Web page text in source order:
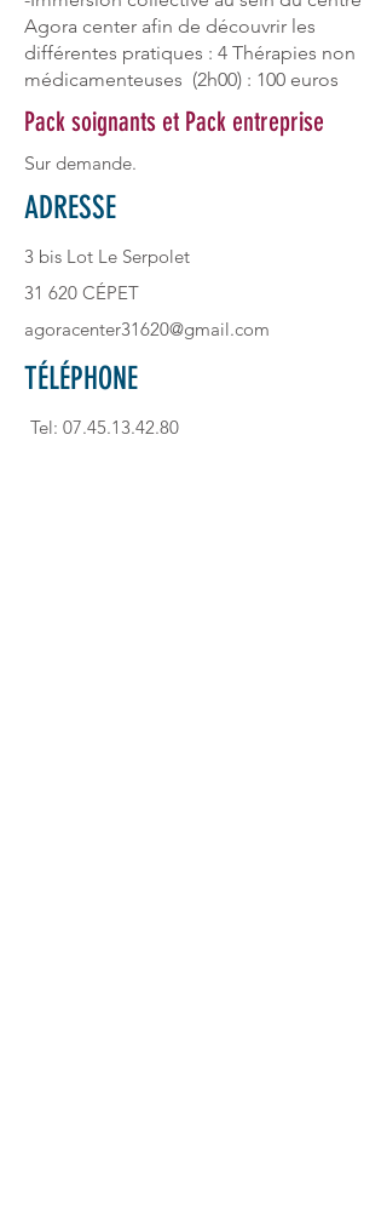
Agora center afin de découvrir les
différentes pratiques : 4 Thérapies non
médicamenteuses (2h00) : 100 euros
Pack soignants et Pack entreprise
Sur demande.
ADRESSE
3 bis Lot Le Serpolet
31 620 CÉPET
agoracenter31620@gmail.com
TÉLÉPHONE
Tel: 07.45.13.42.80